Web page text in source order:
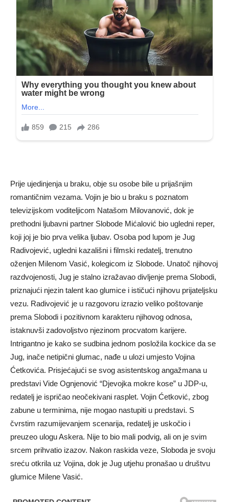
Prije ujedinjenja u braku, obje su osobe bile u prijašnjim
romantičnim vezama. Vojin je bio u braku s poznatom
televizijskom voditeljicom Natašom Milovanović, dok je
prethodni ljubavni partner Slobode Mićalović bio ugledni reper,
koji joj je bio prva velika ljubav. Osoba pod lupom je Jug
Radivojević, ugledni kazališni i filmski redatelj, trenutno
oženjen Milenom Vasić, kolegicom iz Slobode. Unatoč njihovoj
razdvojenosti, Jug je stalno izražavao divljenje prema Slobodi,
priznajući njezin talent kao glumice i ističući njihovu prijateljsku
vezu. Radivojević je u razgovoru izrazio veliko poštovanje
prema Slobodi i pozitivnom karakteru njihovog odnosa,
istaknuvši zadovoljstvo njezinom procvatom karijere.
Intrigantno je kako se sudbina jednom posložila kockice da se
Jug, inače netipični glumac, nađe u ulozi umjesto Vojina
Ćetkovića. Prisjećajući se svog asistentskog angažmana u
predstavi Vide Ognjenović “Djevojka mokre kose” u JDP-u,
redatelj je ispričao neočekivani rasplet. Vojin Ćetković, zbog
zabune u terminima, nije mogao nastupiti u predstavi. S
čvrstim razumijevanjem scenarija, redatelj je uskočio i
preuzeo ulogu Askera. Nije to bio mali podvig, ali on je svim
srcem prihvatio izazov. Nakon raskida veze, Sloboda je svoju
sreću otkrila uz Vojina, dok je Jug utjehu pronašao u društvu
glumice Milene Vasić.